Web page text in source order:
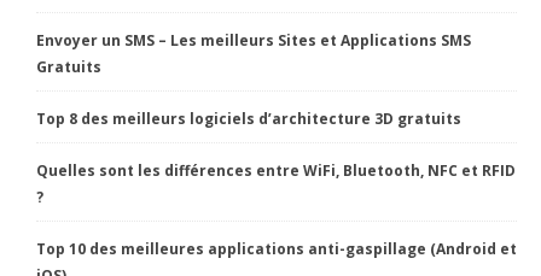
Envoyer un SMS – Les meilleurs Sites et Applications SMS
Gratuits
Top 8 des meilleurs logiciels d’architecture 3D gratuits
Quelles sont les différences entre WiFi, Bluetooth, NFC et RFID
?
Top 10 des meilleures applications anti-gaspillage (Android et